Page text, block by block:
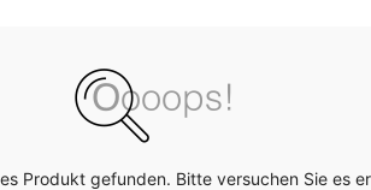
Produkt gefunden. Bitte versuchen Sie es